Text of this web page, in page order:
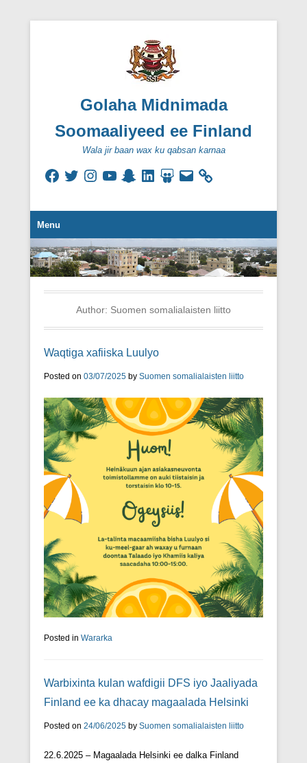
Golaha Midnimada
Soomaaliyeed ee Finland
Wala jir baan wax ku qabsan karnaa
FacebookTwitterInstagramYouTubeSnapchatLinkedInSlideShare
Email
Secondary Menu
Menu
Author: Suomen somalialaisten liitto
Waqtiga xafiiska Luulyo
Posted on 03/07/2025 by Suomen somalialaisten liitto
Posted in Wararka
Warbixinta kulan wafdigii DFS iyo Jaaliyada
Finland ee ka dhacay magaalada Helsinki
Posted on 24/06/2025 by Suomen somalialaisten liitto
22.6.2025 – Magaalada Helsinki ee dalka Finland